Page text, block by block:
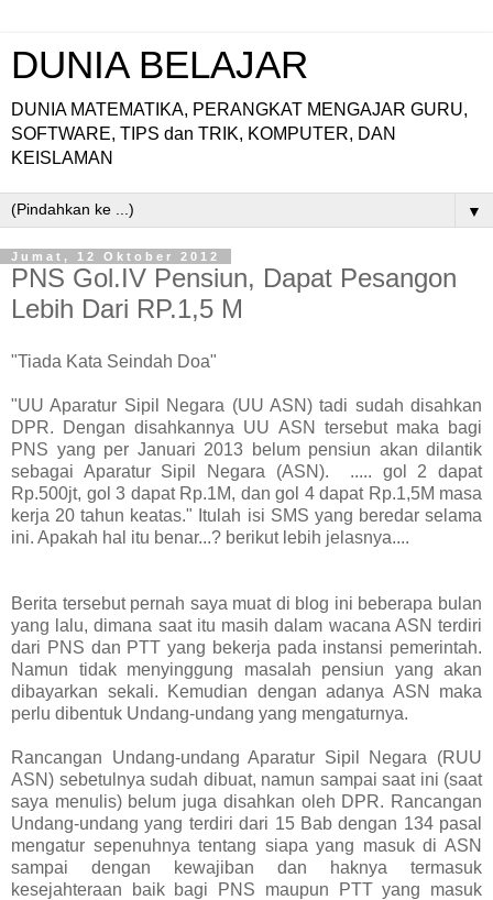
DUNIA BELAJAR
DUNIA MATEMATIKA, PERANGKAT MENGAJAR GURU,
SOFTWARE, TIPS dan TRIK, KOMPUTER, DAN
KEISLAMAN
▼
Jumat, 12 Oktober 2012
PNS Gol.IV Pensiun, Dapat Pesangon
Lebih Dari RP.1,5 M
"Tiada Kata Seindah Doa"
"UU Aparatur Sipil Negara (UU ASN) tadi sudah disahkan
DPR. Dengan disahkannya UU ASN tersebut maka bagi
PNS yang per Januari 2013 belum pensiun akan dilantik
sebagai Aparatur Sipil Negara (ASN). ..... gol 2 dapat
Rp.500jt, gol 3 dapat Rp.1M, dan gol 4 dapat Rp.1,5M masa
kerja 20 tahun keatas." Itulah isi SMS yang beredar selama
ini. Apakah hal itu benar...? berikut lebih jelasnya....
Berita tersebut pernah saya muat di blog ini beberapa bulan
yang lalu, dimana saat itu masih dalam wacana ASN terdiri
dari PNS dan PTT yang bekerja pada instansi pemerintah.
Namun tidak menyinggung masalah pensiun yang akan
dibayarkan sekali. Kemudian dengan adanya ASN maka
perlu dibentuk Undang-undang yang mengaturnya.
Rancangan Undang-undang Aparatur Sipil Negara (RUU
ASN) sebetulnya sudah dibuat, namun sampai saat ini (saat
saya menulis) belum juga disahkan oleh DPR. Rancangan
Undang-undang yang terdiri dari 15 Bab dengan 134 pasal
mengatur sepenuhnya tentang siapa yang masuk di ASN
sampai dengan kewajiban dan haknya termasuk
kesejahteraan baik bagi PNS maupun PTT yang masuk